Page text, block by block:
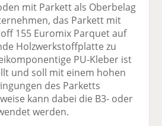
mit Parkett als Oberbelag
das Parkett mit
155 Euromix Parquet auf
Holzwerkstoffplatte zu
PU-Kleber ist
und soll mit einem hohen
des Parketts
kann dabei die B3- oder
werden.